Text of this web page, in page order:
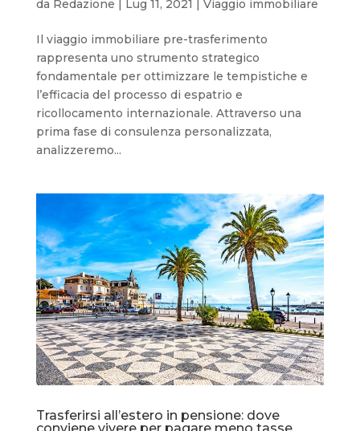
da Redazione Lug 11, 2021 Viaggio immobiliare
Il viaggio immobiliare pre-trasferimento
rappresenta uno strumento strategico
fondamentale per ottimizzare le tempistiche e
l’efficacia del processo di espatrio e
ricollocamento internazionale. Attraverso una
prima fase di consulenza personalizzata,
analizzeremo...
Trasferirsi all’estero in pensione: dove